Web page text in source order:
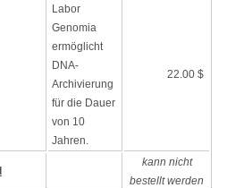
Labor
Genomia
ermöglicht
DNA-
Archivierung
für die Dauer
von 10
Jahren.
22.00 $
kann nicht
bestellt werden